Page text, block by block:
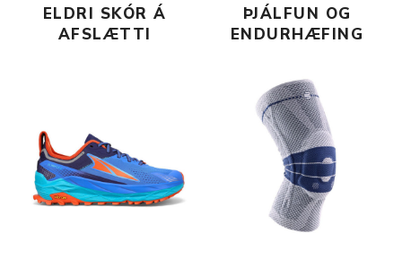
ELDRI SKÓR Á
AFSLÆTTI
ÞJÁLFUN OG
ENDURHÆFING